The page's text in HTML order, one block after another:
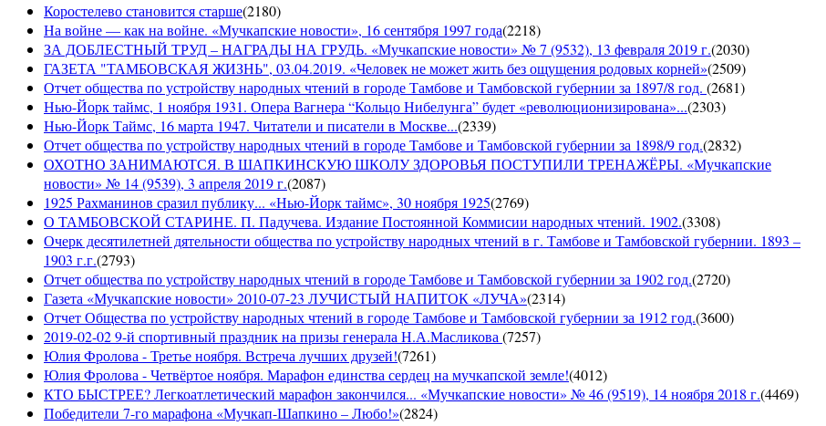
Коростелево становится старше(2180)
На войне — как на войне. «Мучкапские новости», 16 сентября 1997 года(2218)
ЗА ДОБЛЕСТНЫЙ ТРУД – НАГРАДЫ НА ГРУДЬ. «Мучкапские новости» № 7 (9532), 13 февраля 2019 г.(2030)
ГАЗЕТА "ТАМБОВСКАЯ ЖИЗНЬ", 03.04.2019. «Человек не может жить без ощущения родовых корней»(2509)
Отчет общества по устройству народных чтений в городе Тамбове и Тамбовской губернии за 1897/8 год. (2681)
Нью-Йорк таймс, 1 ноября 1931. Опера Вагнера “Кольцо Нибелунга” будет «революционизирована»...(2303)
Нью-Йорк Таймс, 16 марта 1947. Читатели и писатели в Москве...(2339)
Отчет общества по устройству народных чтений в городе Тамбове и Тамбовской губернии за 1898/9 год.(2832)
ОХОТНО ЗАНИМАЮТСЯ. В ШАПКИНСКУЮ ШКОЛУ ЗДОРОВЬЯ ПОСТУПИЛИ ТРЕНАЖЁРЫ. «Мучкапские
новости» № 14 (9539), 3 апреля 2019 г.(2087)
1925 Рахманинов сразил публику... «Нью-Йорк таймс», 30 ноября 1925(2769)
О ТАМБОВСКОЙ СТАРИНЕ. П. Падучева. Издание Постоянной Коммисии народных чтений. 1902.(3308)
Очерк десятилетней дятельности общества по устройству народных чтений в г. Тамбове и Тамбовской губернии. 1893 –
1903 г.г.(2793)
Отчет общества по устройству народных чтений в городе Тамбове и Тамбовской губернии за 1902 год.(2720)
Газета «Мучкапские новости» 2010-07-23 ЛУЧИСТЫЙ НАПИТОК «ЛУЧА»(2314)
Отчет Общества по устройству народных чтений в городе Тамбове и Тамбовской губернии за 1912 год.(3600)
2019-02-02 9-й спортивный праздник на призы генерала Н.А.Масликова(7257)
Юлия Фролова - Третье ноября. Встреча лучших друзей!(7261)
Юлия Фролова - Четвёртое ноября. Марафон единства сердец на мучкапской земле!(4012)
КТО БЫСТРЕЕ? Легкоатлетический марафон закончился... «Мучкапские новости» № 46 (9519), 14 ноября 2018 г.(4469)
Победители 7-го марафона «Мучкап-Шапкино – Любо!»(2824)